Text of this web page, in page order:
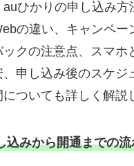
ひかりの申し込み方
の違い、キャンペー
クの注意点、スマホ
申し込み後のスケジ
ついても詳しく解説
込みから開通までの